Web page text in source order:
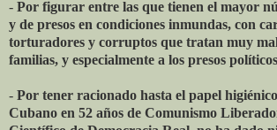
- Por figurar entre las que tienen el mayor
y de presos en condiciones inmundas, con
torturadores y corruptos que tratan muy mal
familias, y especialmente a los presos
- Por tener racionado hasta el papel
Cubano en 52 años de Comunismo